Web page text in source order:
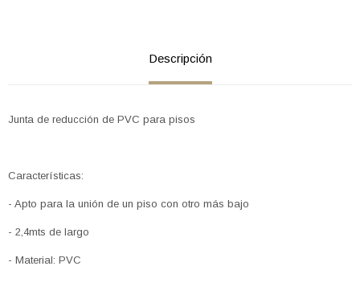
Descripción
Junta de reducción de PVC para pisos
Características:
- Apto para la unión de un piso con otro más bajo
- 2,4mts de largo
- Material: PVC